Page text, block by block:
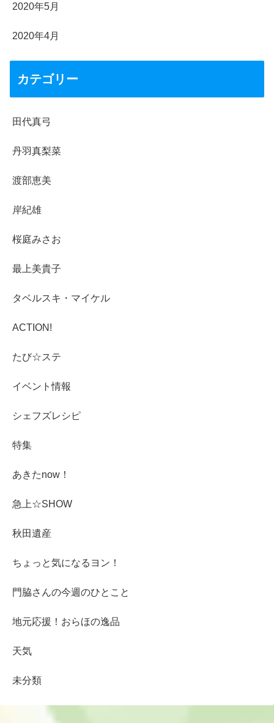
2020年5月
2020年4月
カテゴリー
田代真弓
丹羽真梨菜
渡部恵美
岸紀雄
桜庭みさお
最上美貴子
タベルスキ・マイケル
ACTION!
たび☆ステ
イベント情報
シェフズレシピ
特集
あきたnow！
急上☆SHOW
秋田遺産
ちょっと気になるヨン！
門脇さんの今週のひとこと
地元応援！おらほの逸品
天気
未分類